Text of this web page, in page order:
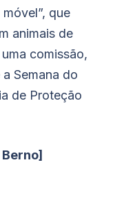
que
animais de
comissão,
Semana do
de Proteção
Berno]